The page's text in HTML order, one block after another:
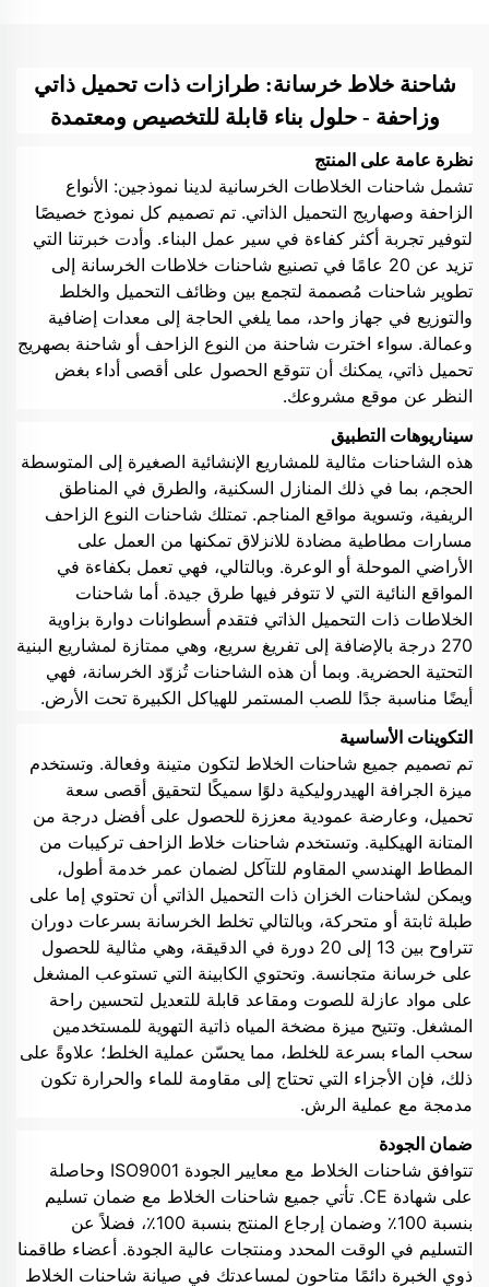
شاحنة خلاط خرسانة: طرازات ذات تحميل ذاتي
وزاحفة - حلول بناء قابلة للتخصيص ومعتمدة
نظرة عامة على المنتج
تشمل شاحنات الخلاطات الخرسانية لدينا نموذجين: الأنواع
الزاحفة وصهاريج التحميل الذاتي. تم تصميم كل نموذج خصيصًا
لتوفير تجربة أكثر كفاءة في سير عمل البناء. وأدت خبرتنا التي
تزيد عن 20 عامًا في تصنيع شاحنات خلاطات الخرسانة إلى
تطوير شاحنات مُصممة لتجمع بين وظائف التحميل والخلط
والتوزيع في جهاز واحد، مما يلغي الحاجة إلى معدات إضافية
وعمالة. سواء اخترت شاحنة من النوع الزاحف أو شاحنة بصهريج
تحميل ذاتي، يمكنك أن تتوقع الحصول على أقصى أداء بغض
النظر عن موقع مشروعك.
سيناريوهات التطبيق
هذه الشاحنات مثالية للمشاريع الإنشائية الصغيرة إلى المتوسطة
الحجم، بما في ذلك المنازل السكنية، والطرق في المناطق
الريفية، وتسوية مواقع المناجم. تمتلك شاحنات النوع الزاحف
مسارات مطاطية مضادة للانزلاق تمكنها من العمل على
الأراضي الموحلة أو الوعرة. وبالتالي، فهي تعمل بكفاءة في
المواقع النائية التي لا تتوفر فيها طرق جيدة. أما شاحنات
الخلاطات ذات التحميل الذاتي فتقدم أسطوانات دوارة بزاوية
270 درجة بالإضافة إلى تفريغ سريع، وهي ممتازة لمشاريع البنية
التحتية الحضرية. وبما أن هذه الشاحنات تُزوّد الخرسانة، فهي
أيضًا مناسبة جدًا للصب المستمر للهياكل الكبيرة تحت الأرض.
التكوينات الأساسية
تم تصميم جميع شاحنات الخلاط لتكون متينة وفعالة. وتستخدم
ميزة الجرافة الهيدروليكية دلوًا سميكًا لتحقيق أقصى سعة
تحميل، وعارضة عمودية معززة للحصول على أفضل درجة من
المتانة الهيكلية. وتستخدم شاحنات خلاط الزاحف تركيبات من
المطاط الهندسي المقاوم للتآكل لضمان عمر خدمة أطول،
ويمكن لشاحنات الخزان ذات التحميل الذاتي أن تحتوي إما على
طبلة ثابتة أو متحركة، وبالتالي تخلط الخرسانة بسرعات دوران
تتراوح بين 13 إلى 20 دورة في الدقيقة، وهي مثالية للحصول
على خرسانة متجانسة. وتحتوي الكابينة التي تستوعب المشغل
على مواد عازلة للصوت ومقاعد قابلة للتعديل لتحسين راحة
المشغل. وتتيح ميزة مضخة المياه ذاتية التهوية للمستخدمين
سحب الماء بسرعة للخلط، مما يحسّن عملية الخلط؛ علاوةً على
ذلك، فإن الأجزاء التي تحتاج إلى مقاومة للماء والحرارة تكون
مدمجة مع عملية الرش.
ضمان الجودة
تتوافق شاحنات الخلاط مع معايير الجودة ISO9001 وحاصلة
على شهادة CE. تأتي جميع شاحنات الخلاط مع ضمان تسليم
بنسبة 100٪ وضمان إرجاع المنتج بنسبة 100٪، فضلاً عن
التسليم في الوقت المحدد ومنتجات عالية الجودة. أعضاء طاقمنا
ذوي الخبرة دائمًا متاحون لمساعدتك في صيانة شاحنات الخلاط